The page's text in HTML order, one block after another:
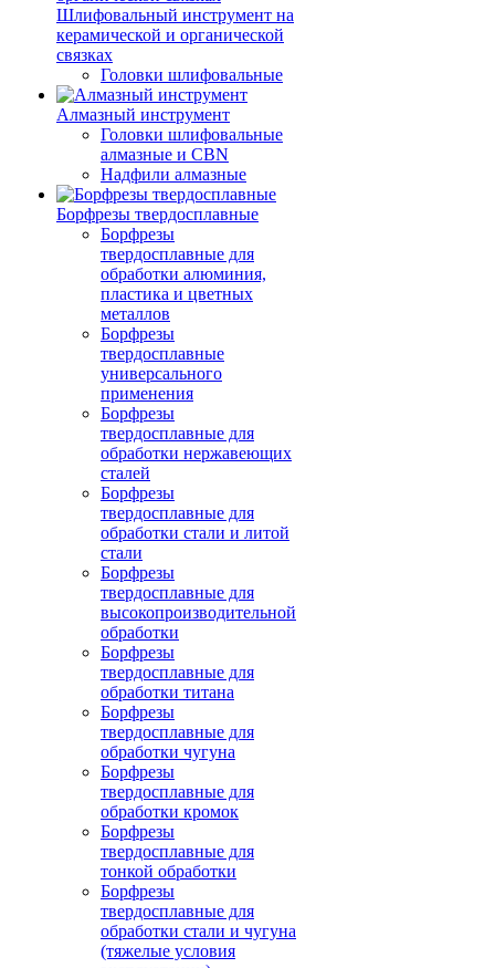
Шлифовальный инструмент на
керамической и органической
связках
Головки шлифовальные
Алмазный инструмент
Головки шлифовальные
алмазные и CBN
Надфили алмазные
Борфрезы твердосплавные
Борфрезы
твердосплавные для
обработки алюминия,
пластика и цветных
металлов
Борфрезы
твердосплавные
универсального
применения
Борфрезы
твердосплавные для
обработки нержавеющих
сталей
Борфрезы
твердосплавные для
обработки стали и литой
стали
Борфрезы
твердосплавные для
высокопроизводительной
обработки
Борфрезы
твердосплавные для
обработки титана
Борфрезы
твердосплавные для
обработки чугуна
Борфрезы
твердосплавные для
обработки кромок
Борфрезы
твердосплавные для
тонкой обработки
Борфрезы
твердосплавные для
обработки стали и чугуна
(тяжелые условия